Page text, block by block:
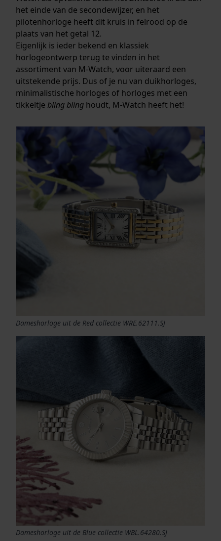
het einde van de secondewijzer, en het
pilotenhorloge heeft dit kruis in felrood op de
plaats van het getal 12.
Eigenlijk is ieder bekend en klassiek
horlogeontwerp terug te vinden in het
assortiment van M-Watch, voor uiteraard een
uitstekende prijs. Dus of je nu van duikhorloges,
minimalistische horloges of horloges met een
tikkeltje bling bling houdt, M-Watch heeft het!
Dameshorloge uit de Red collectie WRE.62111.SJ
Dameshorloge uit de Blue collectie WBL.64280.SJ